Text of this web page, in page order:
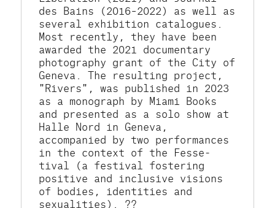
des Bains (2016–2022) as well as
several exhibition catalogues.
Most recently, they have been
awarded the 2021 documentary
photography grant of the City of
Geneva. The resulting project,
"Rivers", was published in 2023
as a monograph by Miami Books
and presented as a solo show at
Halle Nord in Geneva,
accompanied by two performances
in the context of the Fesse-
tival (a festival fostering
positive and inclusive visions
of bodies, identities and
sexualities). ??